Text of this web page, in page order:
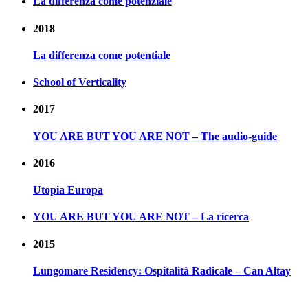
2018
La differenza come potentiale
School of Verticality
2017
YOU ARE BUT YOU ARE NOT – The audio-guide
2016
Utopia Europa
YOU ARE BUT YOU ARE NOT – La ricerca
2015
Lungomare Residency: Ospitalità Radicale – Can Altay